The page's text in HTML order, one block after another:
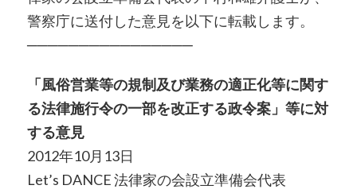
警察庁に送付した意見を以下に転載します。
────────────────
「風俗営業等の規制及び業務の適正化等に関す
る法律施行令の一部を改正する政令案」等に対
する意見
2012年10月13日
Let’s DANCE 法律家の会設立準備会代表